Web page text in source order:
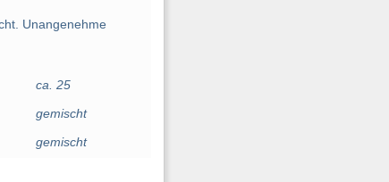
Unangenehme
ca. 25
gemischt
gemischt